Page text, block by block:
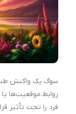
سوگ یک واکنش
روابط، موقعیت‌ها
فرد را تحت تأثیر